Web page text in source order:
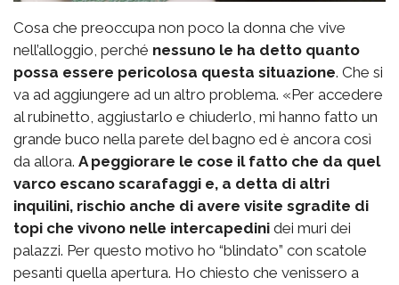
Cosa che preoccupa non poco la donna che vive
nell’alloggio, perché nessuno le ha detto quanto
possa essere pericolosa questa situazione. Che si
va ad aggiungere ad un altro problema. «Per accedere
al rubinetto, aggiustarlo e chiuderlo, mi hanno fatto un
grande buco nella parete del bagno ed è ancora così
da allora. A peggiorare le cose il fatto che da quel
varco escano scarafaggi e, a detta di altri
inquilini, rischio anche di avere visite sgradite di
topi che vivono nelle intercapedini dei muri dei
palazzi. Per questo motivo ho “blindato” con scatole
pesanti quella apertura. Ho chiesto che venissero a